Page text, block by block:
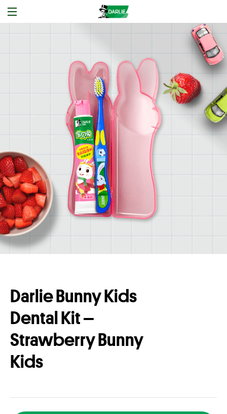
Darlie Bunny Kids
Dental Kit –
Strawberry Bunny
Kids